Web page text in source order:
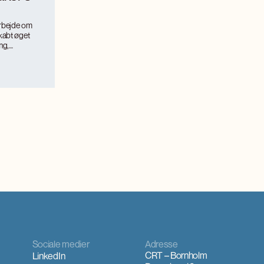
om
øget
Sociale medier
LinkedIn
Adresse
CRT – Bornholm